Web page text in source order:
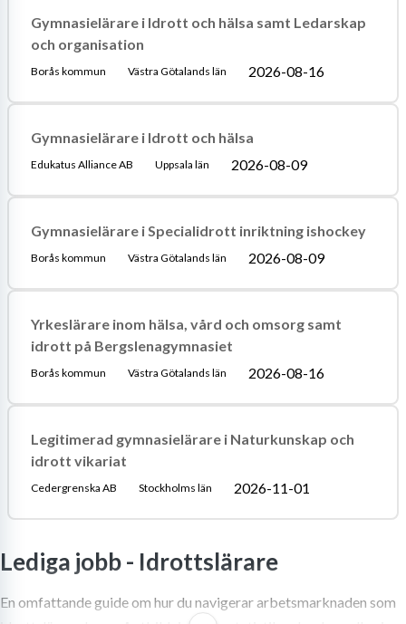
Gymnasielärare i Idrott och hälsa samt Ledarskap
och organisation
Borås kommun Västra Götalands län 2026-08-16
Gymnasielärare i Idrott och hälsa
Edukatus Alliance AB Uppsala län 2026-08-09
Gymnasielärare i Specialidrott inriktning ishockey
Borås kommun Västra Götalands län 2026-08-09
Yrkeslärare inom hälsa, vård och omsorg samt
idrott på Bergslenagymnasiet
Borås kommun Västra Götalands län 2026-08-16
Legitimerad gymnasielärare i Naturkunskap och
idrott vikariat
Cedergrenska AB Stockholms län 2026-11-01
Lediga jobb - Idrottslärare
En omfattande guide om hur du navigerar arbetsmarknaden som